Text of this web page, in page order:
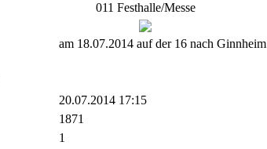
011 Festhalle/Messe
am 18.07.2014 auf der 16 nach Ginnheim
20.07.2014 17:15
1871
1